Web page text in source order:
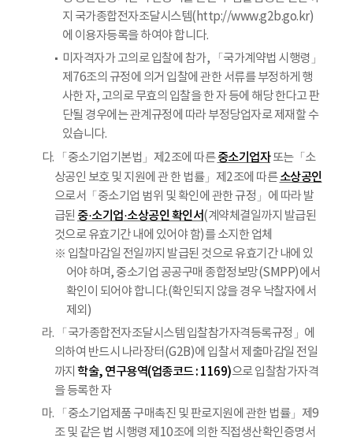
지 국가종합전자조달시스템(http://www.g2b.go.kr)
에 이용자등록을 하여야 합니다.
미자격자가 고의로 입찰에 참가, 「국가계약법 시행령」
제76조의 규정에 의거 입찰에 관한 서류를 부정하게 행
사한 자, 고의로 무효의 입찰을 한 자 등에 해당 한다고 판
단될 경우에는 관계규정에 따라 부정당업자로 제재할 수
있습니다.
다. 「중소기업기본법」제2조에 따른중소기업자또는「소
상공인 보호 및 지원에 관 한 법률」제2조에 따른소상공인
으로서「중소기업 범위 및 확인에 관한 규정」에 따라 발
급된 중·소기업·소상공인 확인서(계약체결일까지 발급된
것으로 유효기간 내에 있어야 함)를 소지한 업체
※ 입찰마감일 전일까지 발급된 것으로 유효기간 내에 있
어야 하며, 중소기업 공공구매 종합정보망(SMPP)에서
확인이 되어야 합니다.(확인되지 않을 경우 낙찰자에서
제외)
라. 「국가종합전자조달시스템 입찰참가자격등록규정」에
의하여 반드시 나라장터(G2B)에 입찰서 제출마감일 전일
까지 학술, 연구용역(업종코드 : 1169)으로 입찰참가자격
을 등록한 자
마. 「중소기업제품 구매촉진 및 판로지원에 관한 법률」제9
조 및 같은 법 시행령 제10조에 의한 직접생산확인증명서